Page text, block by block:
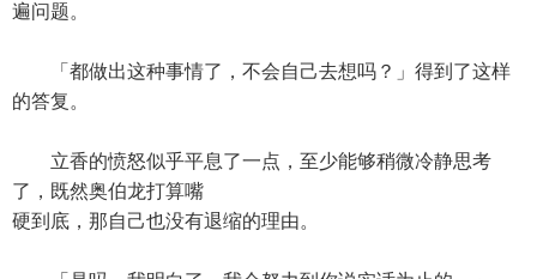
遍问题。
「都做出这种事情了，不会自己去想吗？」得到了这样
的答复。
立香的愤怒似乎平息了一点，至少能够稍微冷静思考
了，既然奥伯龙打算嘴
硬到底，那自己也没有退缩的理由。